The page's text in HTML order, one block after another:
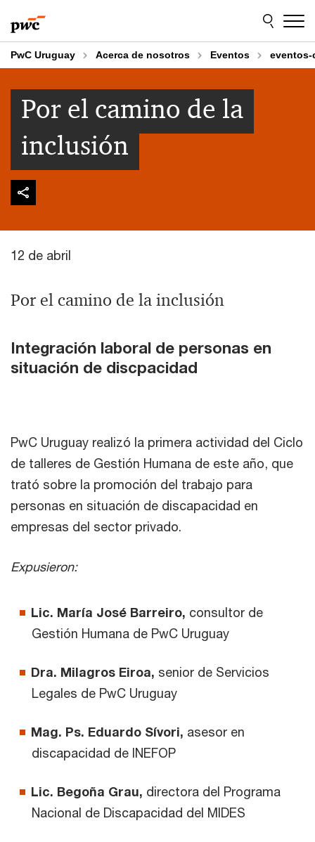
to
content
to
footer
PwC Uruguay Acerca de nosotros Eventos
Por el camino de la
inclusión
12 de abril
Por el camino de la inclusión
Integración laboral de personas en
situación de discpacidad
PwC Uruguay realizó la primera actividad del Ciclo
de talleres de Gestión Humana de este año, que
trató sobre la promoción del trabajo para
personas en situación de discapacidad en
empresas del sector privado.
Expusieron:
Lic. María José Barreiro, consultor de
Gestión Humana de PwC Uruguay
Dra. Milagros Eiroa, senior de Servicios
Legales de PwC Uruguay
Mag. Ps. Eduardo Sívori, asesor en
discapacidad de INEFOP
Lic. Begoña Grau, directora del Programa
Nacional de Discapacidad del MIDES